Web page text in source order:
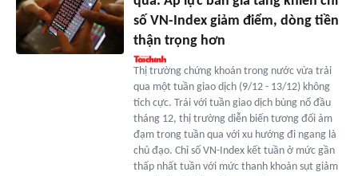
số VN-Index giảm điểm, dòng tiền
thận trọng hơn
Thị trường chứng khoán trong nước vừa trải
qua một tuần giao dịch (9/12 - 13/12) không
tích cực. Trái với tuần giao dịch bùng nổ đầu
tháng 12, thị trường diễn biến tương đối ảm
đạm trong tuần qua với xu hướng đi ngang là
chủ đạo. Chỉ số VN-Index kết tuần ở mức gần
thấp nhất tuần với mức thanh khoản sụt giảm